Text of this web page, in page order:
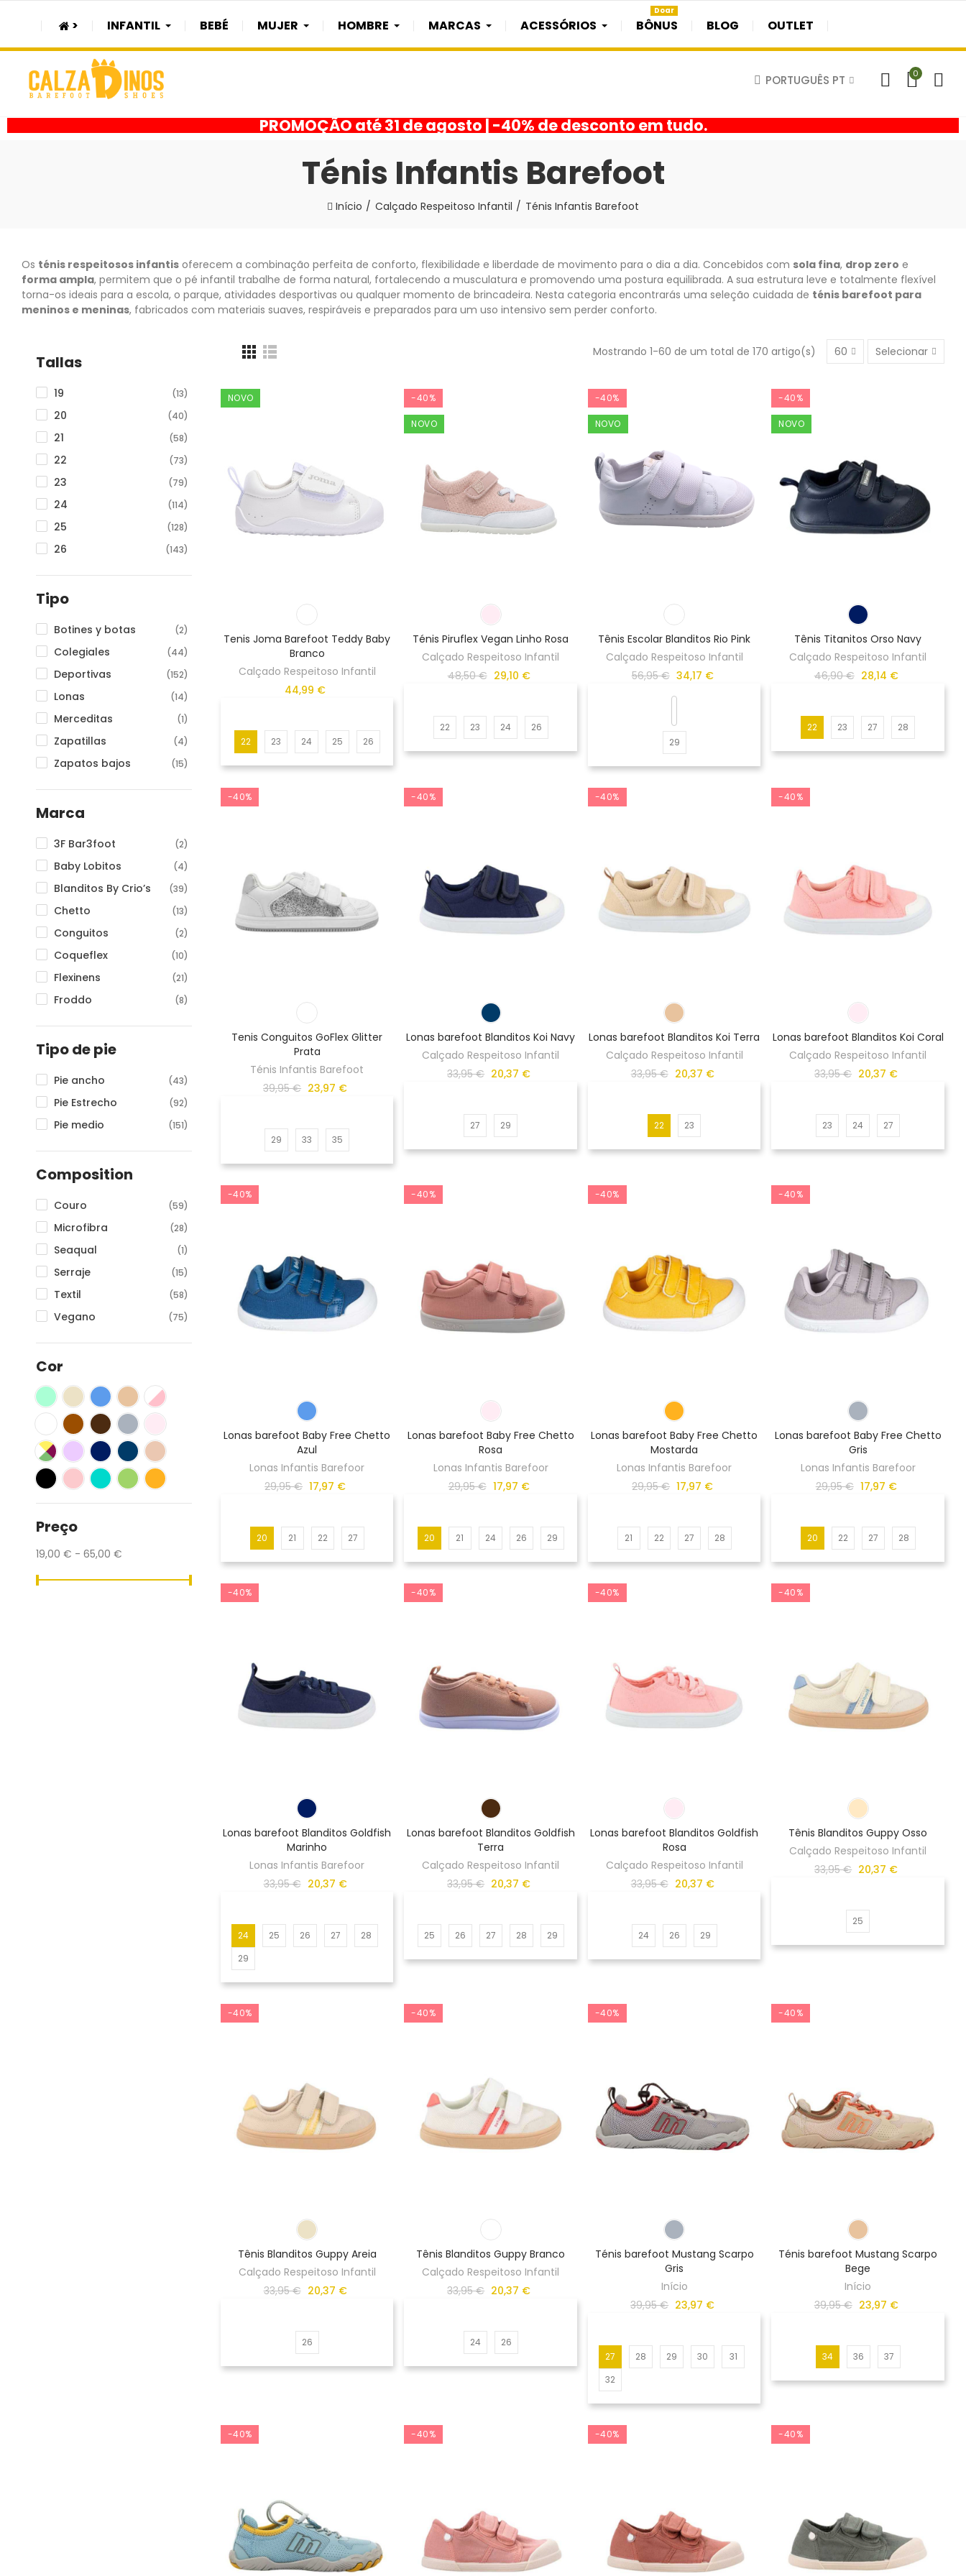
> INFANTIL BEBÉ MUJER HOMBRE MARCAS ACESSÓRIOS BÔNUS
Doar
BLOG OUTLET
PORTUGUÊS PT 0
PROMOÇÃO até 31 de agosto | -40% de desconto em tudo.
Ténis Infantis Barefoot
Início Calçado Respeitoso Infantil Ténis Infantis Barefoot
Os ténis respeitosos infantis oferecem a combinação perfeita de conforto, flexibilidade e liberdade de movimento para o dia a dia. Concebidos com sola fina, drop zero e
forma ampla, permitem que o pé infantil trabalhe de forma natural, fortalecendo a musculatura e promovendo uma postura equilibrada. A sua estrutura leve e totalmente flexível
torna-os ideais para a escola, o parque, atividades desportivas ou qualquer momento de brincadeira. Nesta categoria encontrarás uma seleção cuidada de ténis barefoot para
meninos e meninas, fabricados com materiais suaves, respiráveis e preparados para um uso intensivo sem perder conforto.
Tallas
19 (13)
20 (40)
21 (58)
22 (73)
23 (79)
24 (114)
25 (128)
26 (143)
27
28
(135)
(123)
(121)
(99)
(87)
(46)
(24)
37
38
39 (9)
40 (8)
Tipo
Botines y botas (2)
Colegiales (44)
Deportivas (152)
Lonas (14)
Merceditas (1)
Zapatillas (4)
Zapatos bajos (15)
Marca
3F Bar3foot (2)
Baby Lobitos (4)
Blanditos By Crio’s (39)
Chetto (13)
Conguitos (2)
Coqueflex (10)
Flexinens (21)
Froddo (8)
Igor
Joma
(21)
(5)
(6)
Poppis
Saguaro
Titanitos (11)
Tipo de pie
Pie ancho (43)
Pie Estrecho (92)
Pie medio (151)
Composition
Couro (59)
Microfibra (28)
Seaqual (1)
Serraje (15)
Textil (58)
Vegano (75)
Cor
Preço
19,00 € - 65,00 €
Mostrando 1-60 de um total de 170 artigo(s) 60 Selecionar
NOVO
Tenis Joma Barefoot Teddy Baby
Branco
Calçado Respeitoso Infantil
44,99 €
22 23 24 25 26
-40%
NOVO
Ténis Piruflex Vegan Linho Rosa
Calçado Respeitoso Infantil
48,50 € 29,10 €
22 23 24 26
-40%
NOVO
Tênis Escolar Blanditos Rio Pink
Calçado Respeitoso Infantil
56,95 € 34,17 €
29
-40%
NOVO
Tênis Titanitos Orso Navy
Calçado Respeitoso Infantil
46,90 € 28,14 €
22 23 27 28
-40%
Tenis Conguitos GoFlex Glitter
Prata
Ténis Infantis Barefoot
39,95 € 23,97 €
29 33 35
-40%
Lonas barefoot Blanditos Koi Navy
Calçado Respeitoso Infantil
33,95 € 20,37 €
27 29
-40%
Lonas barefoot Blanditos Koi Terra
Calçado Respeitoso Infantil
33,95 € 20,37 €
22 23
-40%
Lonas barefoot Blanditos Koi Coral
Calçado Respeitoso Infantil
33,95 € 20,37 €
23 24 27
-40%
Lonas barefoot Baby Free Chetto
Azul
Lonas Infantis Barefoor
29,95 € 17,97 €
20 21 22 27
-40%
Lonas barefoot Baby Free Chetto
Rosa
Lonas Infantis Barefoor
29,95 € 17,97 €
20 21 24 26 29
-40%
Lonas barefoot Baby Free Chetto
Mostarda
Lonas Infantis Barefoor
29,95 € 17,97 €
21 22 27 28
-40%
Lonas barefoot Baby Free Chetto
Gris
Lonas Infantis Barefoor
29,95 € 17,97 €
20 22 27 28
-40%
Lonas barefoot Blanditos Goldfish
Marinho
Lonas Infantis Barefoor
33,95 € 20,37 €
24 25 26 27
28
29
-40%
Lonas barefoot Blanditos Goldfish
Terra
Calçado Respeitoso Infantil
33,95 € 20,37 €
25 26 27 28 29
-40%
Lonas barefoot Blanditos Goldfish
Rosa
Calçado Respeitoso Infantil
33,95 € 20,37 €
24 26 29
-40%
Tênis Blanditos Guppy Osso
Calçado Respeitoso Infantil
33,95 € 20,37 €
25
-40%
Tênis Blanditos Guppy Areia
Calçado Respeitoso Infantil
33,95 € 20,37 €
26
-40%
Tênis Blanditos Guppy Branco
Calçado Respeitoso Infantil
33,95 € 20,37 €
24 26
-40%
Ténis barefoot Mustang Scarpo
Gris
Início
39,95 € 23,97 €
27 28 29 30
31
32
-40%
Ténis barefoot Mustang Scarpo
Bege
Início
39,95 € 23,97 €
34 36 37
-40% -40% -40% -40%